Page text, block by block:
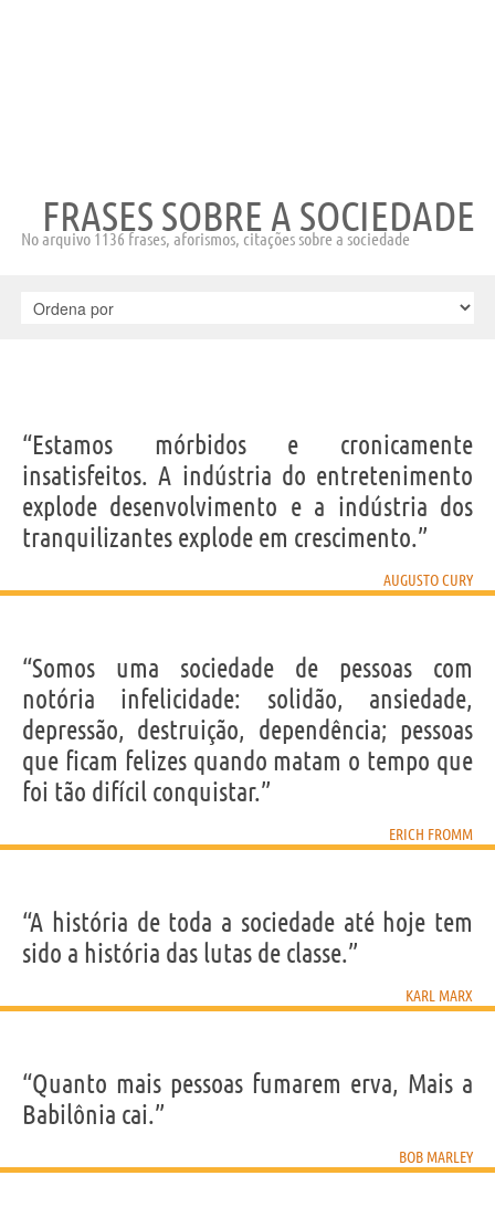
FRASES SOBRE A SOCIEDADE
No arquivo 1136 frases, aforismos, citações sobre a sociedade
“Estamos mórbidos e cronicamente
insatisfeitos. A indústria do entretenimento
explode desenvolvimento e a indústria dos
tranquilizantes explode em crescimento.”
AUGUSTO CURY
“Somos uma sociedade de pessoas com
notória infelicidade: solidão, ansiedade,
depressão, destruição, dependência; pessoas
que ficam felizes quando matam o tempo que
foi tão difícil conquistar.”
ERICH FROMM
“A história de toda a sociedade até hoje tem
sido a história das lutas de classe.”
KARL MARX
“Quanto mais pessoas fumarem erva, Mais a
Babilônia cai.”
BOB MARLEY